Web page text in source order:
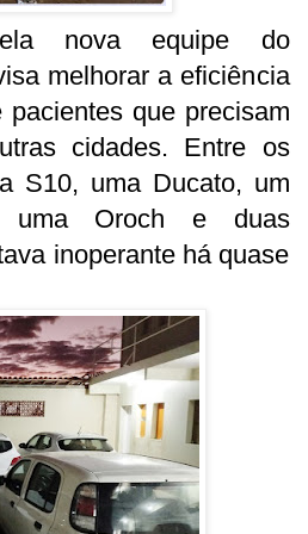
nova equipe do
melhorar a eficiência
que precisam
cidades. Entre os
S10, uma Ducato, um
Oroch e duas
inoperante há quase